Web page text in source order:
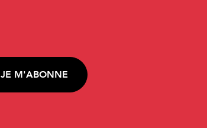
JE M'ABONNE